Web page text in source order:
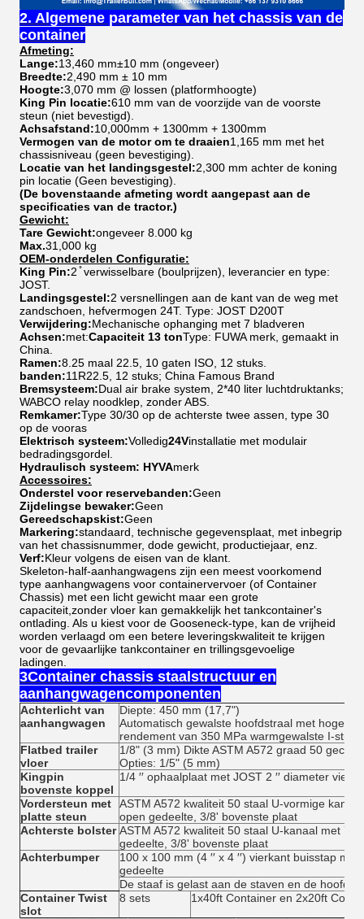
2. Algemene parameter van het chassis van de
container
Afmeting:
Lange:13,460 mm±10 mm (ongeveer)
Breedte:2,490 mm ± 10 mm
Hoogte:3,070 mm @ lossen (platformhoogte)
King Pin locatie:610 mm van de voorzijde van de voorste
steun (niet bevestigd).
Achsafstand:10,000mm + 1300mm + 1300mm
Vermogen van de motor om te draaien1,165 mm met het
chassisniveau (geen bevestiging).
Locatie van het landingsgestel:2,300 mm achter de koning
pin locatie (Geen bevestiging).
(De bovenstaande afmeting wordt aangepast aan de
specificaties van de tractor.)
Gewicht:
Tare Gewicht:ongeveer 8.000 kg
Max.31,000 kg
OEM-onderdelen Configuratie:
King Pin:2 ̊ verwisselbare (boulprijzen), leverancier en type:
JOST.
Landingsgestel:2 versnellingen aan de kant van de weg met
zandschoen, hefvermogen 24T. Type: JOST D200T
Verwijdering:Mechanische ophanging met 7 bladveren
Achsen:met:Capaciteit 13 tonType: FUWA merk, gemaakt in
China.
Ramen:8.25 maal 22.5, 10 gaten ISO, 12 stuks.
banden:11R22.5, 12 stuks; China Famous Brand
Bremsysteem:Dual air brake system, 2*40 liter luchtdruktanks;
WABCO relay noodklep, zonder ABS.
Remkamer:Type 30/30 op de achterste twee assen, type 30
op de vooras
Elektrisch systeem:Volledig24Vinstallatie met modulair
bedradingsgordel.
Hydraulisch systeem: HYVAmerk
Accessoires:
Onderstel voor reservebanden:Geen
Zijdelingse bewaker:Geen
Gereedschapskist:Geen
Markering:standaard, technische gegevensplaat, met inbegrip
van het chassisnummer, dode gewicht, productiejaar, enz.
Verf:Kleur volgens de eisen van de klant.
Skeleton-half-aanhangwagens zijn een meest voorkomend
type aanhangwagens voor containervervoer (of Container
Chassis) met een licht gewicht maar een grote
capaciteit,zonder vloer kan gemakkelijk het tankcontainer's
ontlading. Als u kiest voor de Gooseneck-type, kan de vrijheid
worden verlaagd om een betere leveringskwaliteit te krijgen
voor de gevaarlijke tankcontainer en trillingsgevoelige
ladingen.
3Container chassis staalstructuur en
aanhangwagencomponenten
Achterlicht van
aanhangwagen
Diepte: 450 mm (17,7")
Automatisch gewalste hoofdstraal met hoge
rendement van 350 MPa warmgewalste I-
Flatbed trailer
vloer
1/8" (3 mm) Dikte ASTM A572 graad 50
Opties: 1/5" (5 mm)
Kingpin
bovenste koppel
1/4 ′′ ophaalplaat met JOST 2 ′′ diameter
Vordersteun met
platte steun
ASTM A572 kwaliteit 50 staal U-vormige
open gedeelte, 3/8' bovenste plaat
Achterste bolster ASTM A572 kwaliteit 50 staal U-kanaal met 7'
gedeelte, 3/8' bovenste plaat
Achterbumper
100 x 100 mm (4 ′′ x 4 ′′) vierkant buisstap met
gedeelte
De staaf is gelast aan de staven en de
Container Twist
slot
8 sets 1x40ft Container en 2x20ft